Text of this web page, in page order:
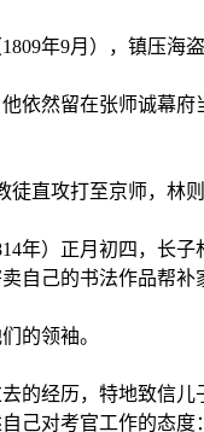
年9月），镇压海
依然留在张师诚幕府
直攻打至京师，林
年）正月初四，长
自己的书法作品帮
的领袖。
的经历，特地致信
己对考官工作的态度